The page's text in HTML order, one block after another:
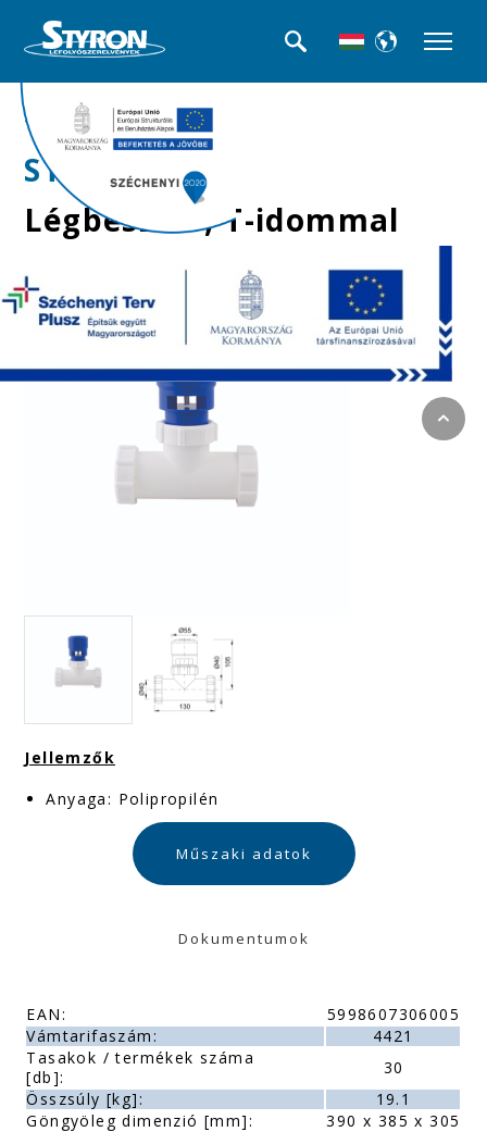
>>Légbeszívók
STY-060
Légbeszívó, T-idommal
Jellemzők
Anyaga: Polipropilén
Műszaki adatok
Dokumentumok
EAN:
5998607306005
Vámtarifaszám:
4421
Tasakok / termékek száma
[db]:
30
Összsúly [kg]:
19.1
Göngyöleg dimenzió [mm]:
390 x 385 x 305